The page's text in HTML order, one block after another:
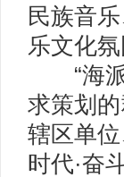
民族音
乐文化氛
“海派
求策划
辖区单
时代·奋